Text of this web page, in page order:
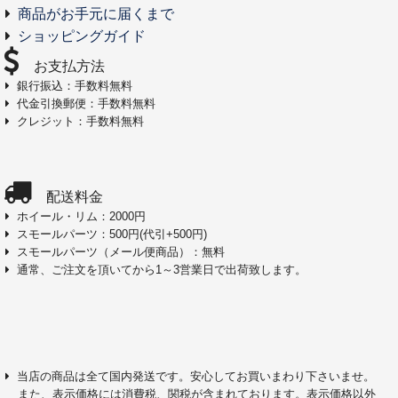
商品がお手元に届くまで
ショッピングガイド
お支払方法
銀行振込：手数料無料
代金引換郵便：手数料無料
クレジット：手数料無料
配送料金
ホイール・リム：2000円
スモールパーツ：500円(代引+500円)
スモールパーツ（メール便商品）：無料
通常、ご注文を頂いてから1～3営業日で出荷致します。
当店の商品は全て国内発送です。安心してお買いまわり下さいませ。
また、表示価格には消費税、関税が含まれております。表示価格以外